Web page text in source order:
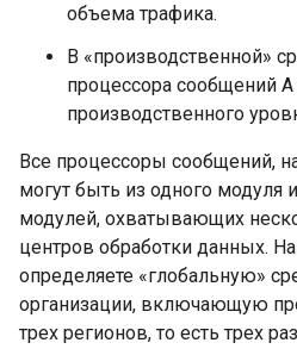
объема трафика.
В «производственной»
процессора сообщений
производственного
Все процессоры сообщений,
могут быть из одного модуля
модулей, охватывающих
центров обработки данных.
определяете «глобальную»
организации, включающую
трех регионов, то есть трех